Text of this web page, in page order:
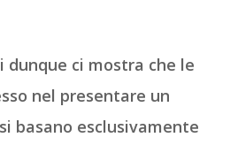
dunque ci mostra che le
nel presentare un
basano esclusivamente